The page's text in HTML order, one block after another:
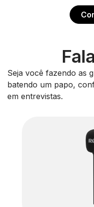
Seja você fazendo as
batendo um papo,
em entrevistas.